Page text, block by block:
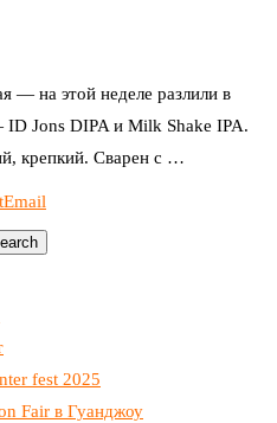
— на этой неделе разлили в
Jons DIPA и Milk Shake IPA.
крепкий. Сварен с …
Email
fest 2025
Fair в Гуанджоу